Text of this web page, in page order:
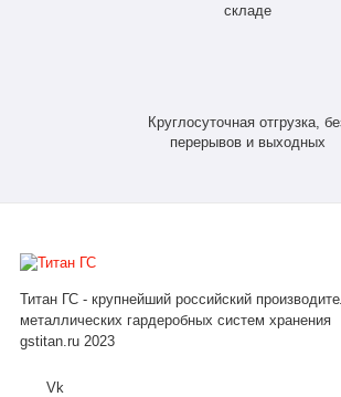
складе
Круглосуточная отгрузка,
перерывов и выходных
Титан ГС - крупнейший российский
металлических гардеробных систем хранения
gstitan.ru 2023
Vk